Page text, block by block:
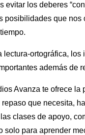
evitar los deberes
posibilidades que nos
lectura-ortográfica,
además de
Avanza te ofrece
que necesita,
clases de apoyo,
solo para aprender